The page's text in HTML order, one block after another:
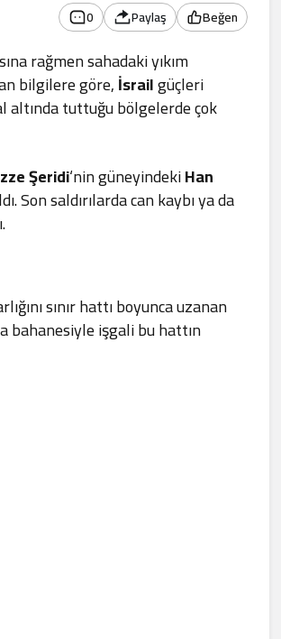
0 Paylaş Beğen
rağmen sahadaki yıkım
bilgilere göre,İsrailgüçleri
altında tuttuğu bölgelerde çok
Şeridi‘nin güneyindekiHan
Son saldırılarda can kaybı ya da
sınır hattı boyunca uzanan
bahanesiyle işgali bu hattın